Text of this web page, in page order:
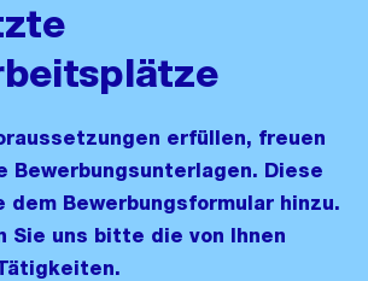
erfüllen, freuen
Bewerbungsunterlagen. Diese
Bewerbungsformular hinzu.
Sie uns bitte die von Ihnen